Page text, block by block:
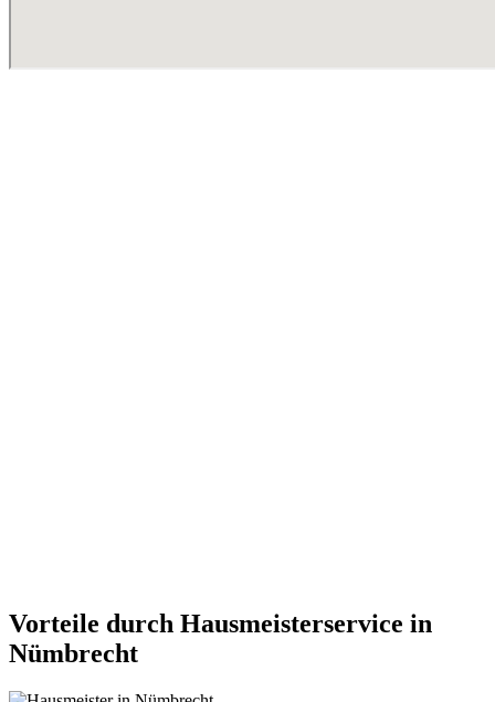
Vorteile durch Hausmeisterservice in
Nümbrecht